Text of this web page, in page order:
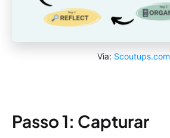
Via: Scoutups.com
Passo 1: Capturar